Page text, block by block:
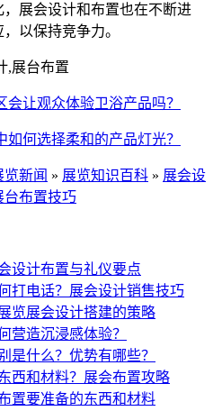
展会设计和布置也在不断进
以保持竞争力。
,展台布置
会让观众体验卫浴产品吗？
如何选择柔和的产品灯光？
览新闻 » 展览知识百科 » 展会设
布置技巧
设计布置与礼仪要点
打电话？展会设计销售技巧
览展会设计搭建的策略
营造沉浸感体验？
是什么？优势有哪些？
西和材料？展会布置攻略
置要准备的东西和材料